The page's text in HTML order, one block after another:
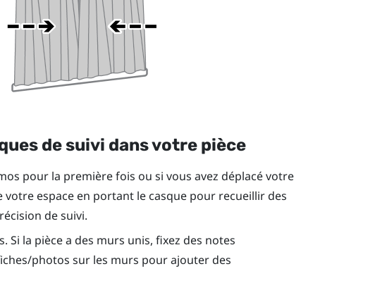
de suivi dans votre pièce
pour la première fois ou si vous avez déplacé votre
votre espace en portant le casque pour recueillir des
de suivi.
Si la pièce a des murs unis, fixez des notes
photos sur les murs pour ajouter des